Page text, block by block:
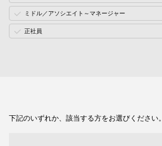
ミドル／アソシエイト～マネージャー
正社員
下記のいずれか、該当する方をお選びください。